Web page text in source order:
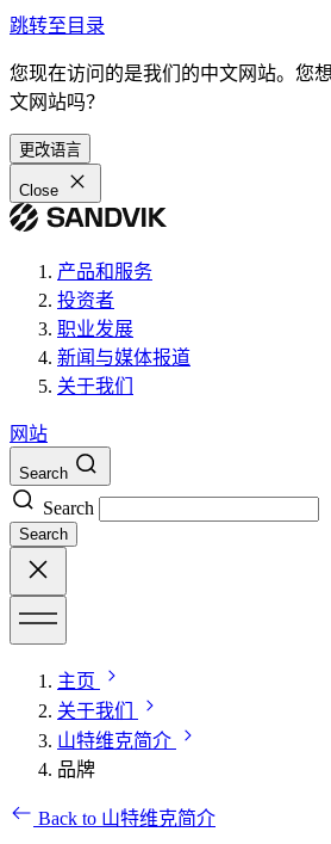
跳转至目录
您现在访问的是我们的中文网站。您
文网站吗？
更改语言
Close
产品和服务
投资者
职业发展
新闻与媒体报道
关于我们
网站
Search
Search
Search
主页
关于我们
山特维克简介
品牌
Back to 山特维克简介